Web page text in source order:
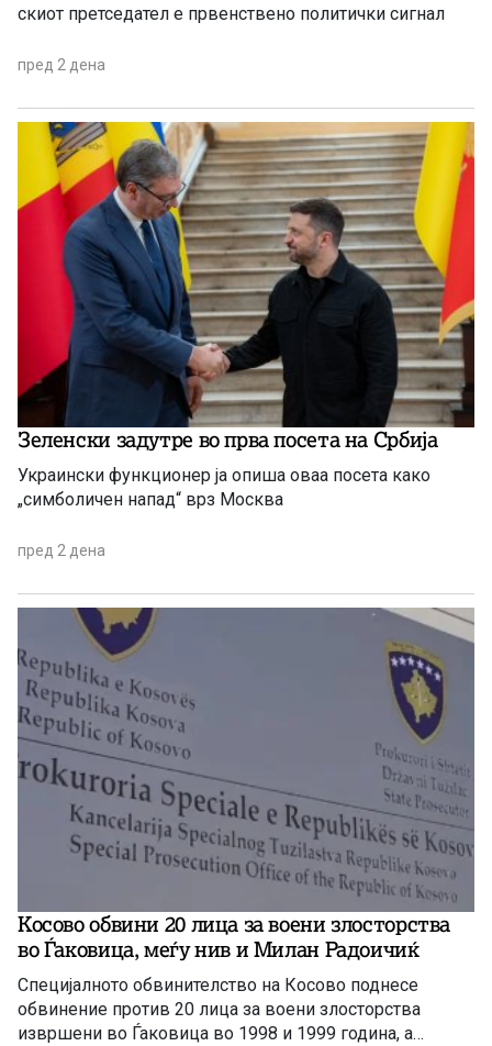
скиот претседател е првенствено политички сигнал
пред 2 дена
Зеленски задутре во прва посета на Србија
Украински функционер ја опиша оваа посета како
„симболичен напад“ врз Москва
пред 2 дена
Косово обвини 20 лица за воени злосторства
во Ѓаковица, меѓу нив и Милан Радоичиќ
Специјалното обвинителство на Косово поднесе
обвинение против 20 лица за воени злосторства
извршени во Ѓаковица во 1998 и 1999 година, а